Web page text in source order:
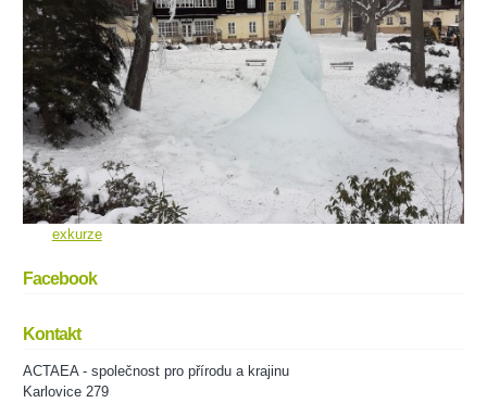
exkurze
Facebook
Kontakt
ACTAEA - společnost pro přírodu a krajinu
Karlovice 279